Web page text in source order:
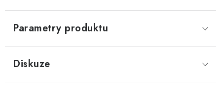
Parametry produktu
Diskuze